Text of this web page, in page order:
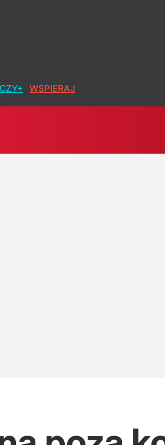
WSPIERAJ